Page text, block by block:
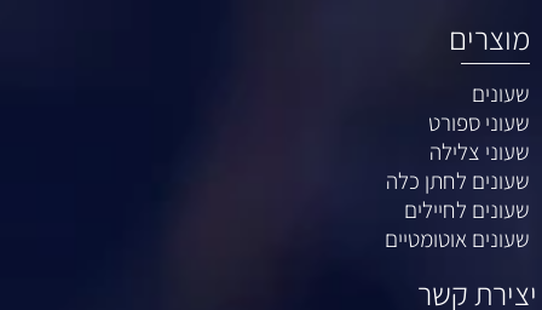
מוצרים
שעונים
שעוני ספורט
שעוני צלילה
שעונים לחתן כלה
שעונים לחיילים
שעונים אוטומטיים
יצירת קשר